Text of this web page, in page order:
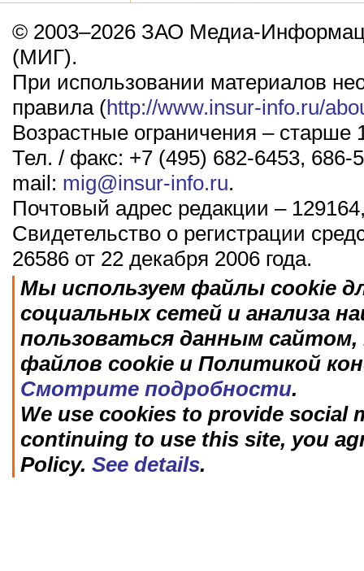
© 2003–2026 ЗАО Медиа-
(МИГ).
При использовании материалов
правила (http://www.insur-info.ru/
Возрастные ограничения – старше
Тел. / факс: +7 (495) 682-6453, 686-
mail: mig@insur-info.ru.
Почтовый адрес редакции –
Свидетельство о регистрации
26586 от 22 декабря 2006 года.
Мы используем файлы cookie
социальных сетей и анализа
пользоваться данным
файлов cookie и Политикой
Смотрите подробности.
We use cookies to provide social
continuing to use this site, you
Policy. See details.